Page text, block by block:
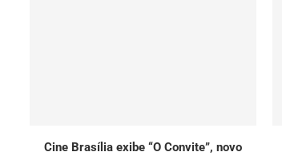
Cine Brasília exibe “O Convite”, novo